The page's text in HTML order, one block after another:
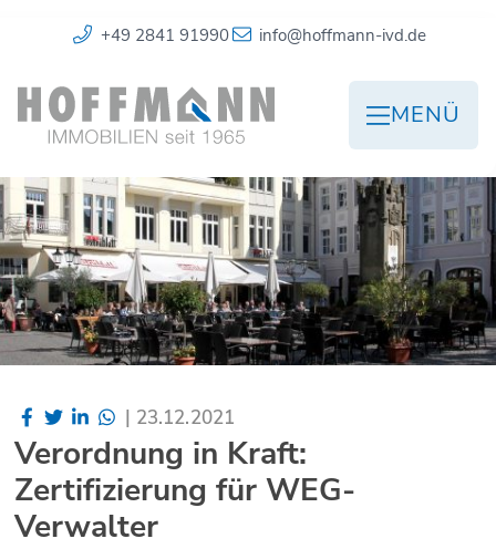
+49 2841 91990 info@hoffmann-ivd.de
MENÜ
| 23.12.2021
Verordnung in Kraft:
Zertifizierung für WEG-
Verwalter